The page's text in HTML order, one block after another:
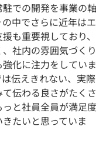
での開発を事業の軸
中でさらに近年はエ
も重要視しており、
社内の雰囲気づくり
化に注力をしていま
伝えきれない、実際
伝わる良さがたくさ
と社員全員が満足度
たいと思っていま